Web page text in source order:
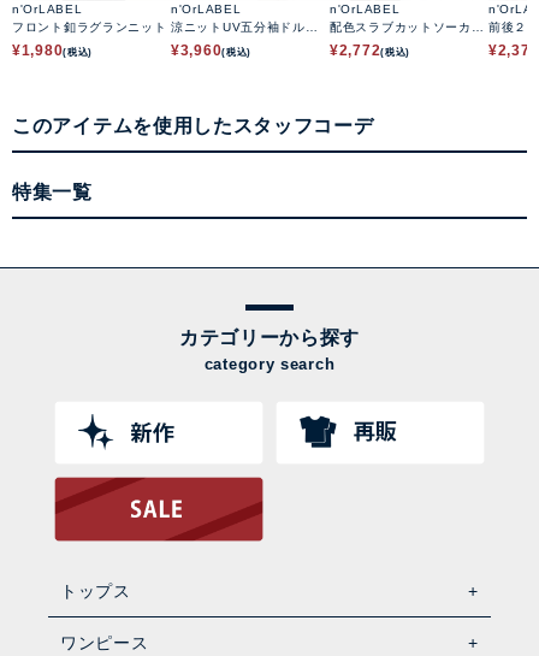
n'OrLABEL
フロント釦ラグランニット
¥1,980(税込)
n'OrLABEL
涼ニットUV五分袖ドルマ
ンカーディガン
¥3,960(税込)
n'OrLABEL
配色スラブカットソーカー
ディガン
¥2,772(税込)
前後２
色ニット
¥2,376
このアイテムを使用したスタッフコーデ
特集一覧
カテゴリーから探す
category search
トップス
ワンピース